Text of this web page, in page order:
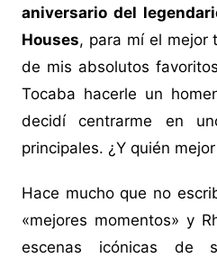
aniversario del
Houses, para mí el mejor
de mis absolutos
Tocaba hacerle un
decidí centrarme en
principales. ¿Y quién
Hace mucho que no
«mejores momentos» y
escenas icónicas de